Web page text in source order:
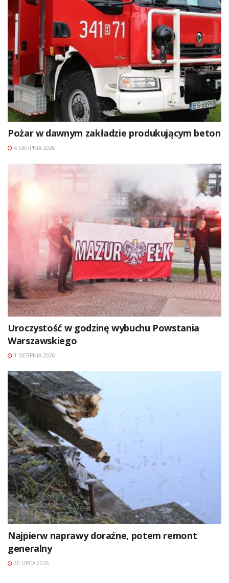
Pożar w dawnym zakładzie produkującym beton
4 SIERPNIA 2026
Uroczystość w godzinę wybuchu Powstania
Warszawskiego
1 SIERPNIA 2026
Najpierw naprawy doraźne, potem remont
generalny
30 LIPCA 2026